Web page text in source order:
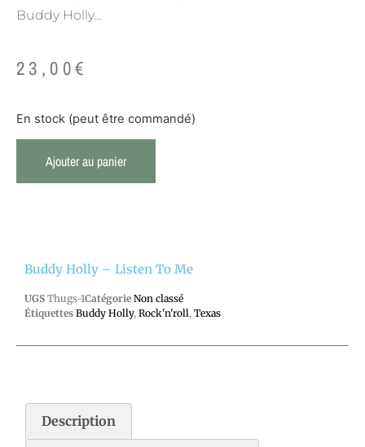
Buddy Holly…
23,00€
En stock (peut être commandé)
Ajouter au panier
Buddy Holly – Listen To Me
UGS Thugs-1Catégorie Non classé
Étiquettes Buddy Holly, Rock'n'roll, Texas
Description